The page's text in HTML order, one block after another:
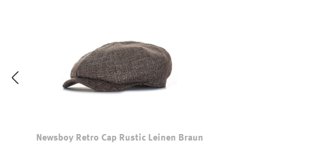
Newsboy Retro Cap Rustic Leinen Braun